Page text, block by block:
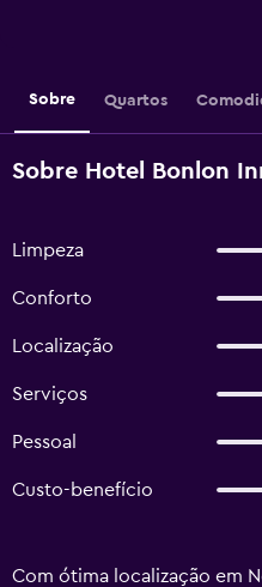
Sobre Quartos
Sobre Hotel Bonlon
Limpeza
Conforto
Localização
Serviços
Pessoal
Custo-benefício
Com ótima localização em